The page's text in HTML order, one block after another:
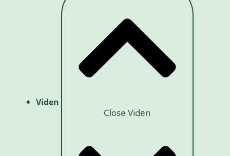
Viden
Close Viden